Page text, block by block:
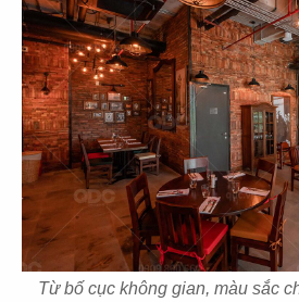
Từ bố cục không gian, màu sắc
Concept Spa
101
HIỆN ĐẠI
Concept Spa